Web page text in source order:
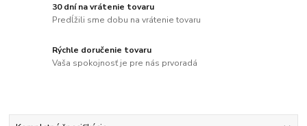
30 dní na vrátenie tovaru
Predĺžili sme dobu na vrátenie tovaru
Rýchle doručenie tovaru
Vaša spokojnosť je pre nás prvoradá